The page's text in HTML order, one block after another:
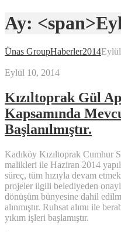
Ay:
Ünas GroupHaberler2014Eylül
Eylül 10, 2014
Kızıltoprak Gül
Kapsamında
Başlanılmıştır.
Kadıköy Kızıltoprak Cumhur
malikleri ile Haziran 2014
süreç, tüm hızıyla devam
projeler ilgili belediyeden
dönüşüm bünyesine dahil
alınmıştır. Ruhsat alımı ile
yıkım işleri başlamıştır.